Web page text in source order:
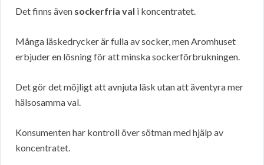
Det finns även sockerfria val i koncentratet.
Många läskedrycker är fulla av socker, men Aromhuset
erbjuder en lösning för att minska sockerförbrukningen.
Det gör det möjligt att avnjuta läsk utan att äventyra mer
hälsosamma val.
Konsumenten har kontroll över sötman med hjälp av
koncentratet.